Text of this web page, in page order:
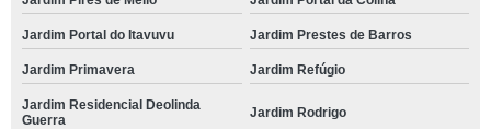
Jardim Portal do Itavuvu Jardim Prestes de Barros
Jardim Primavera Jardim Refúgio
Jardim Residencial Deolinda
Guerra
Jardim Rodrigo